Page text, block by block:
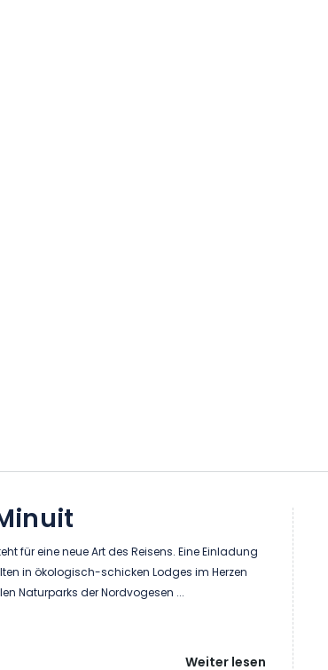
für eine neue Art des Reisens. Eine Einladung
in ökologisch-schicken Lodges im Herzen
Naturparks der Nordvogesen ...
Weiter lesen